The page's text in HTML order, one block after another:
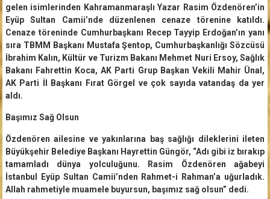
gelen isimlerinden Kahramanmaraşlı Yazar Rasim Özdenören’in
Eyüp Sultan Camii’nde düzenlenen cenaze törenine katıldı.
Cenaze töreninde Cumhurbaşkanı Recep Tayyip Erdoğan’ın yanı
sıra TBMM Başkanı Mustafa Şentop, Cumhurbaşkanlığı Sözcüsü
İbrahim Kalın, Kültür ve Turizm Bakanı Mehmet Nuri Ersoy, Sağlık
Bakanı Fahrettin Koca, AK Parti Grup Başkan Vekili Mahir Ünal,
AK Parti İl Başkanı Fırat Görgel ve çok sayıda vatandaş da yer
aldı.
Başımız Sağ Olsun
Özdenören ailesine ve yakınlarına baş sağlığı dileklerini ileten
Büyükşehir Belediye Başkanı Hayrettin Güngör, “Adı gibi iz bırakıp
tamamladı dünya yolculuğunu. Rasim Özdenören ağabeyi
İstanbul Eyüp Sultan Camii’nden Rahmet-i Rahman’a uğurladık.
Allah rahmetiyle muamele buyursun, başımız sağ olsun” dedi.